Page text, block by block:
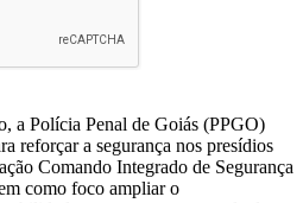
a Polícia Penal de Goiás (PPGO)
reforçar a segurança nos presídios
Comando Integrado de Segurança
como foco ampliar o